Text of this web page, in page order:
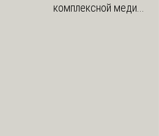
комплексной меди...